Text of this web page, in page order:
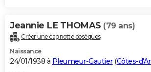
Jeannie LE THOMAS (79 ans)
Créer une cagnotte obsèques
Naissance
24/01/1938 à Pleumeur-Gautier(Côtes-